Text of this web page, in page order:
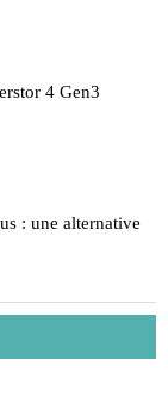
4 Gen3
: une alternative